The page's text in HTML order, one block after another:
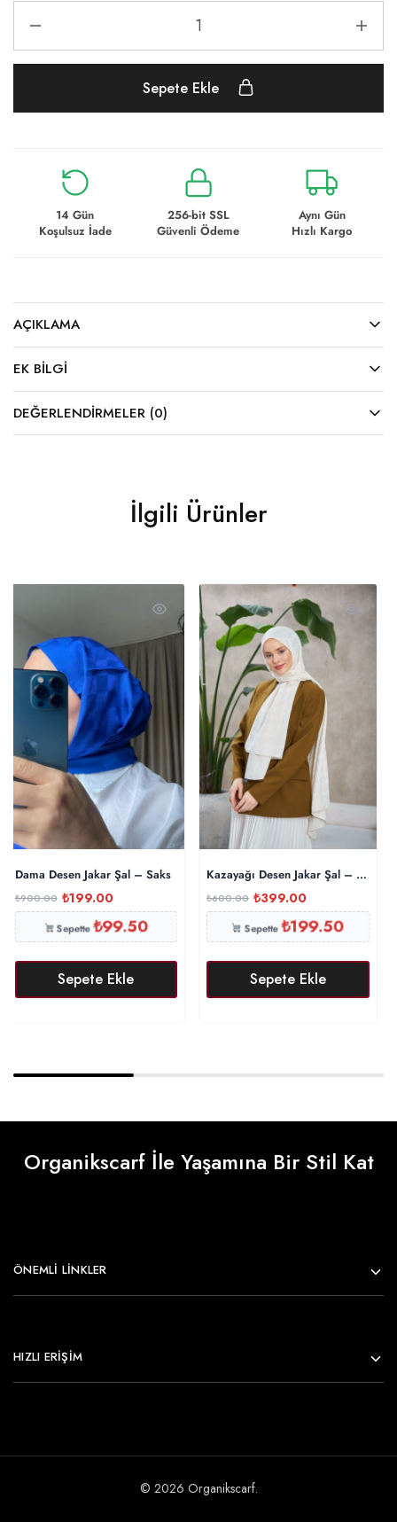
Sepete Ekle
14 Gün
Koşulsuz İade
256-bit SSL
Güvenli Ödeme
Aynı Gün
Hızlı Kargo
AÇIKLAMA
EK BILGI
DEĞERLENDIRMELER (0)
İlgili Ürünler
Dama Desen Jakar Şal – Saks
₺900.00 ₺199.00
Sepette₺99.50
Sepete Ekle
Kazayağı Desen Jakar Şal – Ekru
₺600.00 ₺399.00
Sepette₺199.50
Sepete Ekle
Organikscarf İle Yaşamına Bir Stil Kat
ÖNEMLI LINKLER
HIZLI ERİŞİM
© 2026 Organikscarf.